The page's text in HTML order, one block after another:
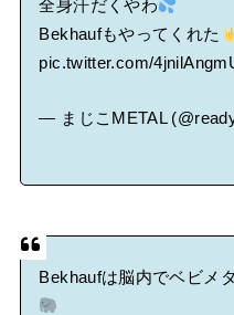
全身汗だくやわ
Bekhaufもやってくれた
pic.twitter.com/
— まじこMETAL
Bekhaufは脳内でベビメ